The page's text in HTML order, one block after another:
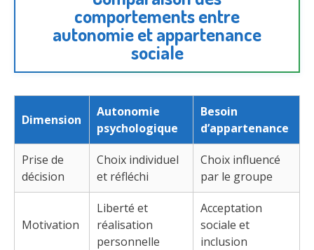
comportements entre
autonomie et appartenance
sociale
Dimension
Autonomie
psychologique
Besoin
d’appartenance
Prise de
décision
Choix individuel
et réfléchi
Choix influencé
par le groupe
Motivation
Liberté et
réalisation
personnelle
Acceptation
sociale et
inclusion